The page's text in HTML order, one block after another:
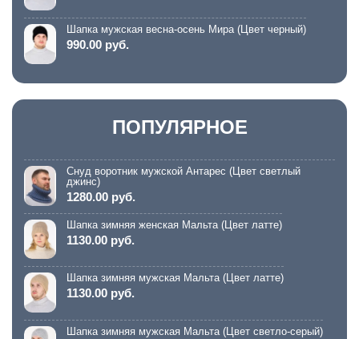
Шапка мужская весна-осень Мира (Цвет черный)
990.00 руб.
ПОПУЛЯРНОЕ
Снуд воротник мужской Антарес (Цвет светлый
джинс)
1280.00 руб.
Шапка зимняя женская Мальта (Цвет латте)
1130.00 руб.
Шапка зимняя мужская Мальта (Цвет латте)
1130.00 руб.
Шапка зимняя мужская Мальта (Цвет светло-серый)